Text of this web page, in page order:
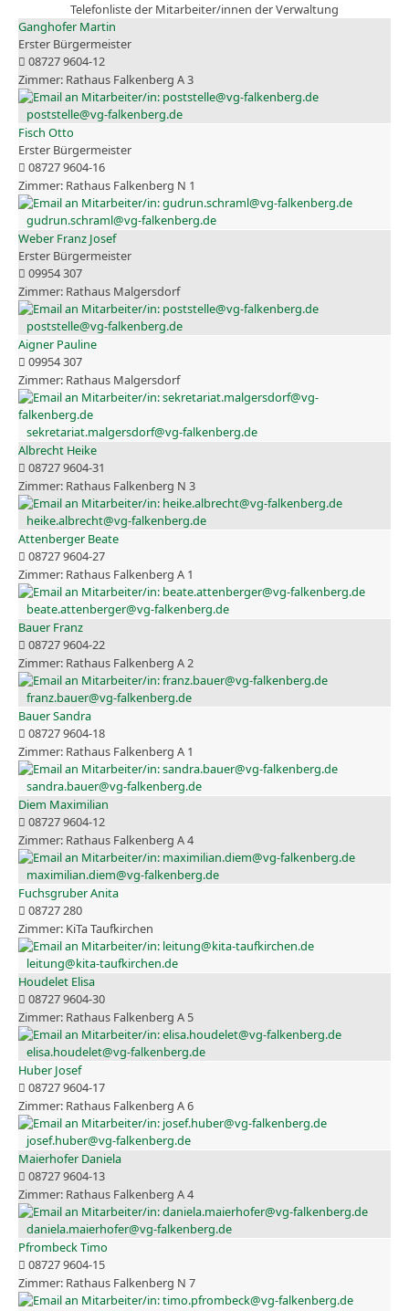
Telefonliste der Mitarbeiter/innen der Verwaltung
Ganghofer Martin
Erster Bürgermeister
08727 9604-12
Rathaus Falkenberg A 3
poststelle@vg-falkenberg.de
Fisch Otto
Erster Bürgermeister
08727 9604-16
Rathaus Falkenberg N 1
gudrun.schraml@vg-falkenberg.de
Weber Franz Josef
Erster Bürgermeister
09954 307
Rathaus Malgersdorf
poststelle@vg-falkenberg.de
Aigner Pauline
09954 307
Rathaus Malgersdorf
sekretariat.malgersdorf@vg-falkenberg.de
Albrecht Heike
08727 9604-31
Rathaus Falkenberg N 3
heike.albrecht@vg-falkenberg.de
Attenberger Beate
08727 9604-27
Rathaus Falkenberg A 1
beate.attenberger@vg-falkenberg.de
Bauer Franz
08727 9604-22
Rathaus Falkenberg A 2
franz.bauer@vg-falkenberg.de
Bauer Sandra
08727 9604-18
Rathaus Falkenberg A 1
sandra.bauer@vg-falkenberg.de
Diem Maximilian
08727 9604-12
Rathaus Falkenberg A 4
maximilian.diem@vg-falkenberg.de
Fuchsgruber Anita
08727 280
KiTa Taufkirchen
leitung@kita-taufkirchen.de
Houdelet Elisa
08727 9604-30
Rathaus Falkenberg A 5
elisa.houdelet@vg-falkenberg.de
Huber Josef
08727 9604-17
Rathaus Falkenberg A 6
josef.huber@vg-falkenberg.de
Maierhofer Daniela
08727 9604-13
Rathaus Falkenberg A 4
daniela.maierhofer@vg-falkenberg.de
Pfrombeck Timo
08727 9604-15
Rathaus Falkenberg N 7